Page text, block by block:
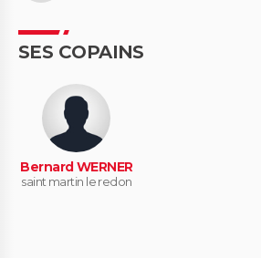
SES COPAINS
Bernard WERNER
saint martin le redon